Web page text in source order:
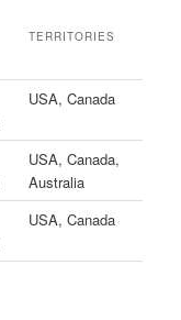
TERRITORIES
USA, Canada
USA, Canada,
Australia
USA, Canada